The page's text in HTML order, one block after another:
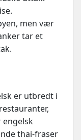
men vær
tar et
er utbredt i
engelsk
thai-fraser